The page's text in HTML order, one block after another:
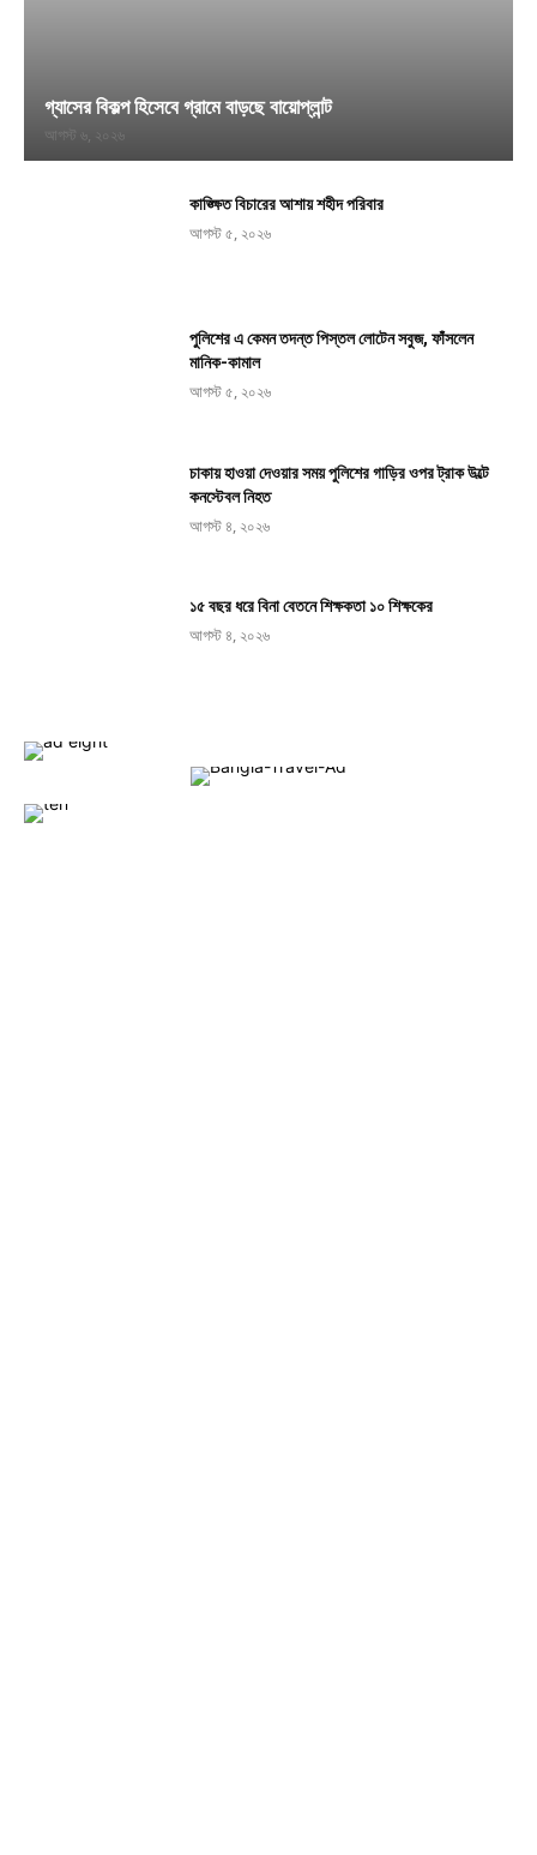
গ্যাসের বিকল্প হিসেবে গ্রামে বাড়ছে বায়োপ্লান্ট
আগস্ট ৬, ২০২৬
কাঙ্ক্ষিত বিচারের আশায় শহীদ পরিবার
আগস্ট ৫, ২০২৬
পুলিশের এ কেমন তদন্ত পিস্তল লোটেন সবুজ, ফাঁসলেন
মানিক-কামাল
আগস্ট ৫, ২০২৬
চাকায় হাওয়া দেওয়ার সময় পুলিশের গাড়ির ওপর ট্রাক উল্টে
কনস্টেবল নিহত
আগস্ট ৪, ২০২৬
১৫ বছর ধরে বিনা বেতনে শিক্ষকতা ১০ শিক্ষকের
আগস্ট ৪, ২০২৬